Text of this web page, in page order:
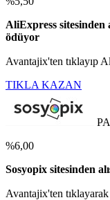
AliExpress sitesinden
ödüyor
Avantajix'ten tıklayıp
TIKLA KAZAN
%6,00
Sosyopix sitesinden
Avantajix'ten